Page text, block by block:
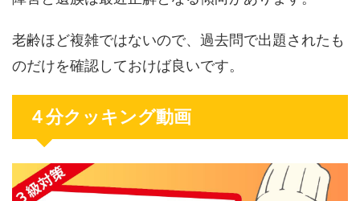
老齢ほど複雑ではないので、過去問で出題されたも
のだけを確認しておけば良いです。
４分クッキング動画